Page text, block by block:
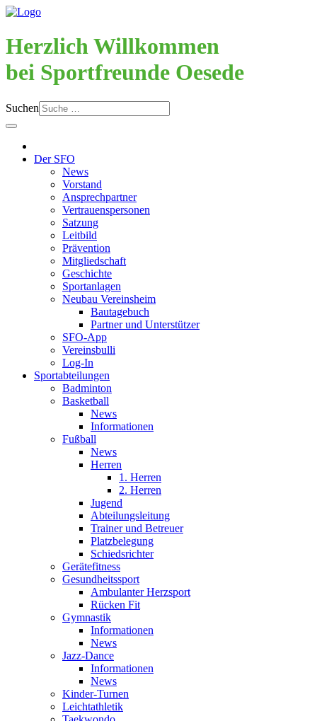
Herzlich Willkommen
bei Sportfreunde Oesede
Suchen
Der SFO
News
Vorstand
Ansprechpartner
Vertrauenspersonen
Satzung
Leitbild
Prävention
Mitgliedschaft
Geschichte
Sportanlagen
Neubau Vereinsheim
Bautagebuch
Partner und Unterstützer
SFO-App
Vereinsbulli
Log-In
Sportabteilungen
Badminton
Basketball
News
Informationen
Fußball
News
Herren
1. Herren
2. Herren
Jugend
Abteilungsleitung
Trainer und Betreuer
Platzbelegung
Schiedsrichter
Gerätefitness
Gesundheitssport
Ambulanter Herzsport
Rücken Fit
Gymnastik
Informationen
News
Jazz-Dance
Informationen
News
Kinder-Turnen
Leichtathletik